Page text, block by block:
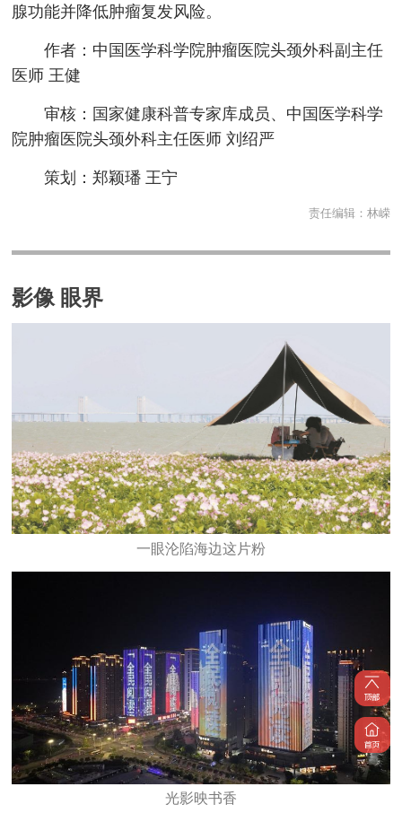
腺功能并降低肿瘤复发风险。
作者：中国医学科学院肿瘤医院头颈外科副主任
医师 王健
审核：国家健康科普专家库成员、中国医学科学
院肿瘤医院头颈外科主任医师 刘绍严
策划：郑颖璠 王宁
责任编辑： 林嵘
影像 眼界
一眼沦陷海边这片粉
光影映书香